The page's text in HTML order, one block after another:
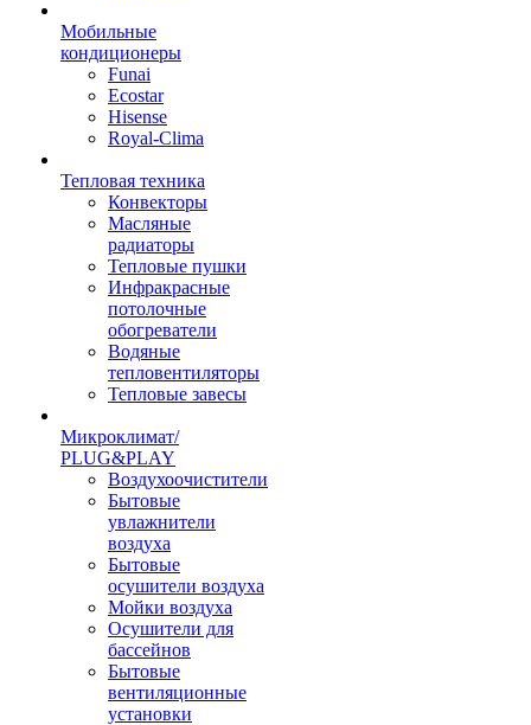
Мобильные
кондиционеры
Funai
Ecostar
Hisense
Royal-Clima
Тепловая техника
Конвекторы
Масляные
радиаторы
Тепловые пушки
Инфракрасные
потолочные
обогреватели
Водяные
тепловентиляторы
Тепловые завесы
Микроклимат/
PLUG&PLAY
Воздухоочистители
Бытовые
увлажнители
воздуха
Бытовые
осушители воздуха
Мойки воздуха
Осушители для
бассейнов
Бытовые
вентиляционные
установки